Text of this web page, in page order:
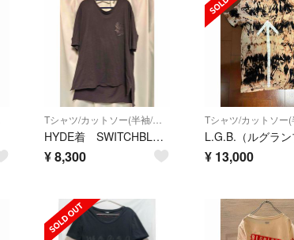
Tシャツ/カットソー(半袖/袖なし)
HYDE着 SWITCHBLADE Tシャツ
¥8,300 ¥ 13,000